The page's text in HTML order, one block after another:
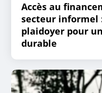
Accès au
secteur informel
plaidoyer pour
durable